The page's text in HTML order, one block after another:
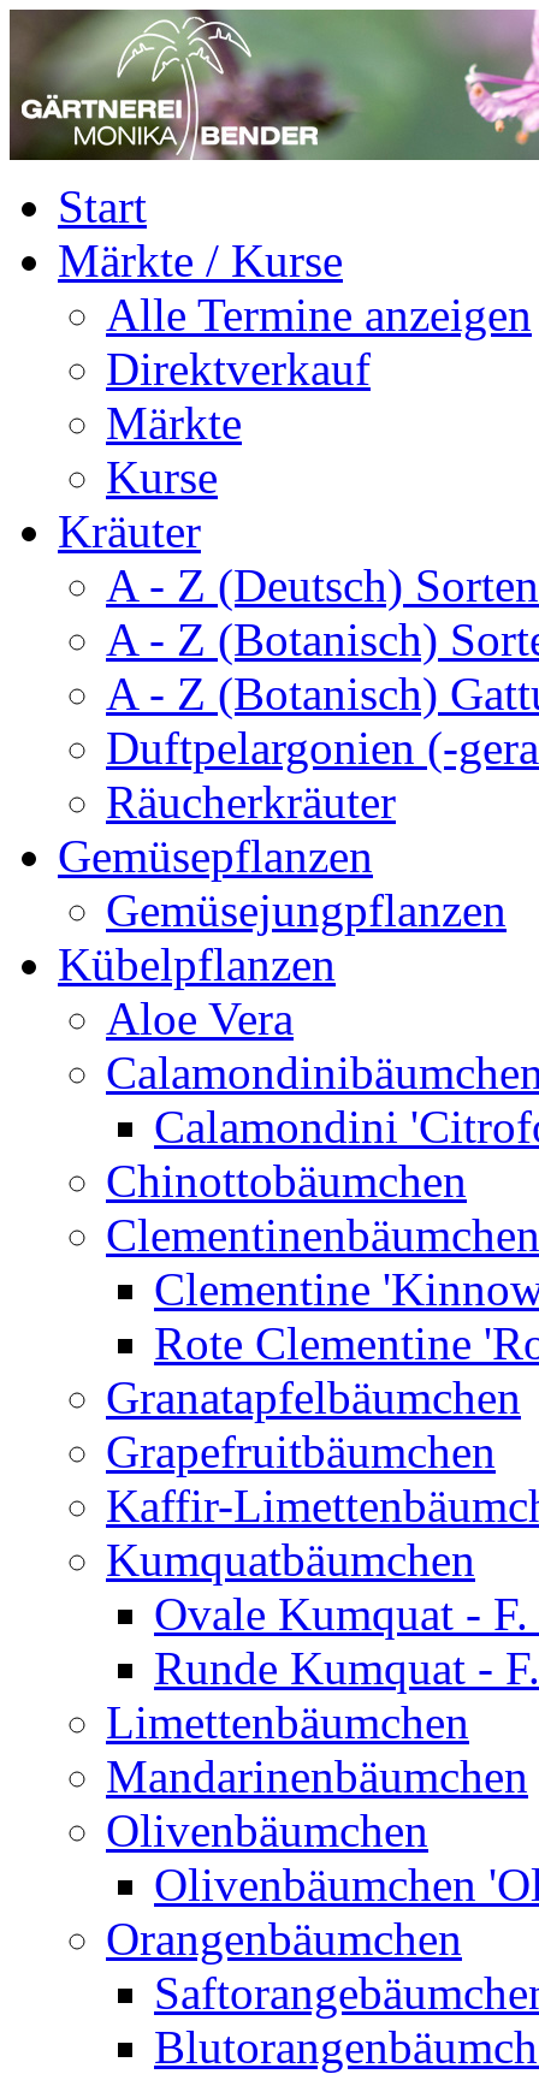
Start
Märkte / Kurse
Alle Termine anzeigen
Direktverkauf
Märkte
Kurse
Kräuter
A - Z (Deutsch)
A - Z (Botanisch)
A - Z (Botanisch)
Duftpelargonien (-
Räucherkräuter
Gemüsepflanzen
Gemüsejungpflanzen
Kübelpflanzen
Aloe Vera
Calamondini
Chinottobäumchen
Clementinenbäumchen
Clementine
Rote Clementine
Granatapfelbäumchen
Grapefruitbäumchen
Kaffir-
Kumquatbäumchen
Ovale Kumquat -
Runde Kumquat -
Limettenbäumchen
Mandarinenbäumchen
Olivenbäumchen
Olivenbäumchen
Orangenbäumchen